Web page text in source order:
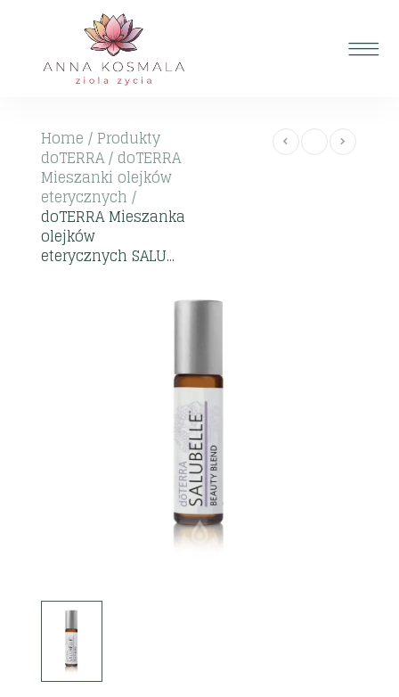
Home / Produkty
doTERRA/ doTERRA
Mieszanki olejków
eterycznych /
doTERRA Mieszanka
olejków
eterycznych SALU...